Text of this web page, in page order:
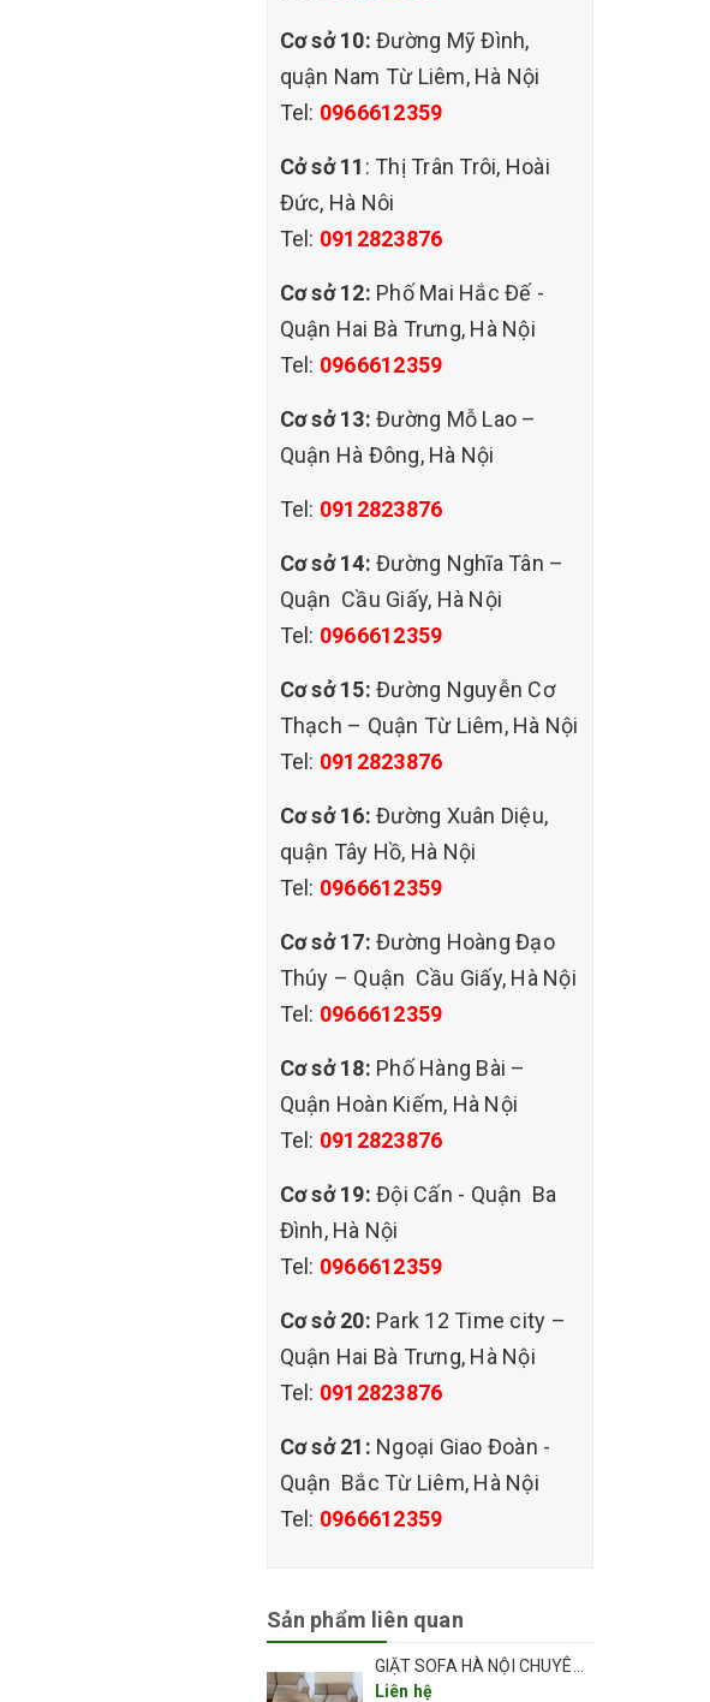
Cơ sở 10: Đường Mỹ Đình,
quận Nam Từ Liêm, Hà Nội
Tel: 0966612359
Cở sở 11 : Thị Trân Trôi, Hoài
Đức, Hà Nôi
Tel: 0912823876
Cơ sở 12: Phố Mai Hắc Đế -
Quận Hai Bà Trưng, Hà Nội
Tel: 0966612359
Cơ sở 13: Đường Mỗ Lao –
Quận Hà Đông, Hà Nội
Tel: 0912823876
Cơ sở 14: Đường Nghĩa Tân –
Quận Cầu Giấy, Hà Nội
Tel: 0966612359
Cơ sở 15: Đường Nguyễn Cơ
Thạch – Quận Từ Liêm, Hà Nội
Tel: 0912823876
Cơ sở 16: Đường Xuân Diệu,
quận Tây Hồ, Hà Nội
Tel: 0966612359
Cơ sở 17: Đường Hoàng Đạo
Thúy – Quận Cầu Giấy, Hà Nội
Tel: 0966612359
Cơ sở 18: Phố Hàng Bài –
Quận Hoàn Kiếm, Hà Nội
Tel: 0912823876
Cơ sở 19: Đội Cấn - Quận Ba
Đình, Hà Nội
Tel: 0966612359
Cơ sở 20: Park 12 Time city –
Quận Hai Bà Trưng, Hà Nội
Tel: 0912823876
Cơ sở 21: Ngoại Giao Đoàn -
Quận Bắc Từ Liêm, Hà Nội
Tel: 0966612359
Sản phẩm liên quan
Liên hệ